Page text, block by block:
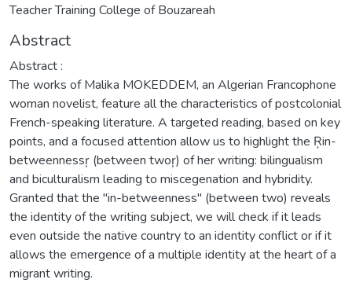
Teacher Training College of Bouzareah
Abstract
Abstract :
The works of Malika MOKEDDEM, an Algerian Francophone
woman novelist, feature all the characteristics of postcolonial
French-speaking literature. A targeted reading, based on key
points, and a focused attention allow us to highlight the Ŗin-
betweennessŗ (between twoŗ) of her writing: bilingualism
and biculturalism leading to miscegenation and hybridity.
Granted that the "in-betweenness" (between two) reveals
the identity of the writing subject, we will check if it leads
even outside the native country to an identity conflict or if it
allows the emergence of a multiple identity at the heart of a
migrant writing.